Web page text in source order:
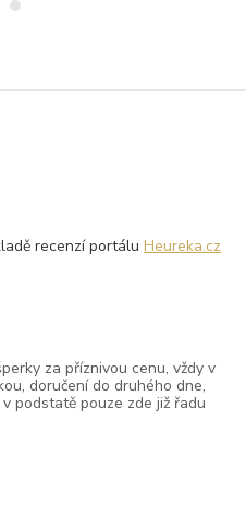
recenzí portáluHeureka.cz
za příznivou cenu, vždy v
doručení do druhého dne,
podstatě pouze zde již řadu